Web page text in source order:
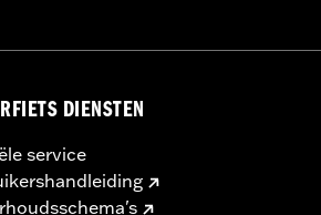
DIENSTEN
service